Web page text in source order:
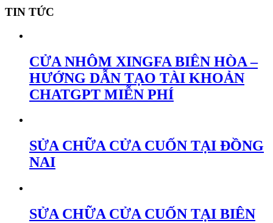
TIN TỨC
CỬA NHÔM XINGFA BIÊN HÒA –
HƯỚNG DẪN TẠO TÀI KHOẢN
CHATGPT MIỄN PHÍ
SỬA CHỮA CỬA CUỐN TẠI ĐỒNG
NAI
SỬA CHỮA CỬA CUỐN TẠI BIÊN